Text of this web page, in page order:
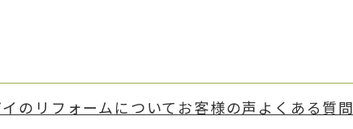
のリフォームについて お客様の声よくある質問